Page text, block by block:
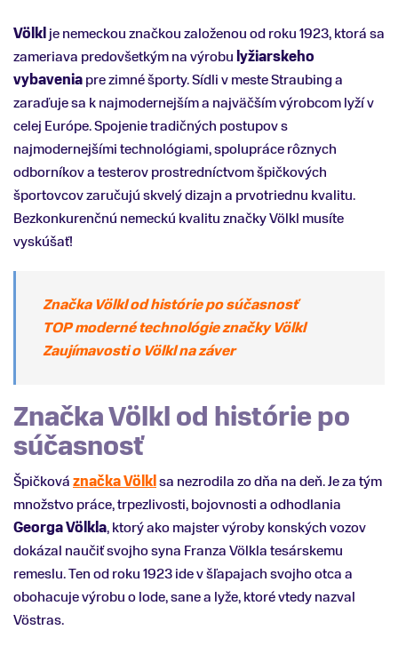
Völklje nemeckou značkou založenou od roku 1923, ktorá sa
zameriava predovšetkým na výrobulyžiarskeho
vybaveniapre zimné športy. Sídli v meste Straubing a
zaraďuje sa k najmodernejším a najväčším výrobcom lyží v
celej Európe. Spojenie tradičných postupov s
najmodernejšími technológiami, spolupráce rôznych
odborníkov a testerov prostredníctvom špičkových
športovcov zaručujú skvelý dizajn a prvotriednu kvalitu.
Bezkonkurenčnú nemeckú kvalitu značky Völkl musíte
vyskúšať!
Značka Völkl od histórie po súčasnosť
TOP moderné technológie značky Völkl
Zaujímavosti o Völkl na záver
Značka Völkl od histórie po
súčasnosť
Špičkováznačka Völklsa nezrodila zo dňa na deň. Je za tým
množstvo práce, trpezlivosti, bojovnosti a odhodlania
Georga Völkla, ktorý ako majster výroby konských vozov
dokázal naučiť svojho syna Franza Völkla tesárskemu
remeslu. Ten od roku 1923 ide v šľapajach svojho otca a
obohacuje výrobu o lode, sane a lyže, ktoré vtedy nazval
Vöstras.